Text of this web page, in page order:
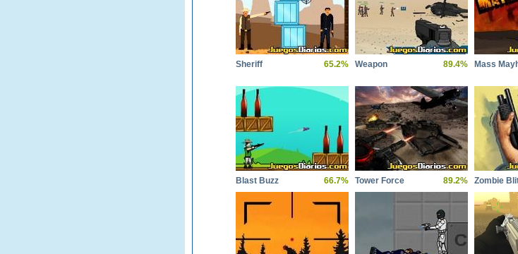
Sheriff 65.2% Weapon 89.4% Mass
Blast Buzz 66.7% Tower Force 89.2% Zombie